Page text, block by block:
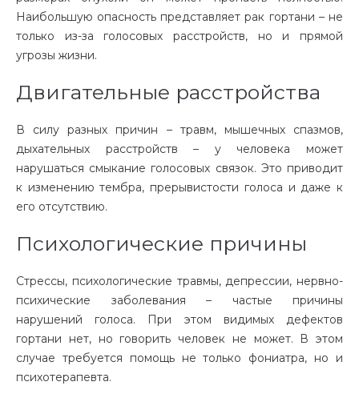
Наибольшую опасность представляет рак гортани – не
только из-за голосовых расстройств, но и прямой
угрозы жизни.
Двигательные расстройства
В силу разных причин – травм, мышечных спазмов,
дыхательных расстройств – у человека может
нарушаться смыкание голосовых связок. Это приводит
к изменению тембра, прерывистости голоса и даже к
его отсутствию.
Психологические причины
Стрессы, психологические травмы, депрессии, нервно-
психические заболевания – частые причины
нарушений голоса. При этом видимых дефектов
гортани нет, но говорить человек не может. В этом
случае требуется помощь не только фониатра, но и
психотерапевта.